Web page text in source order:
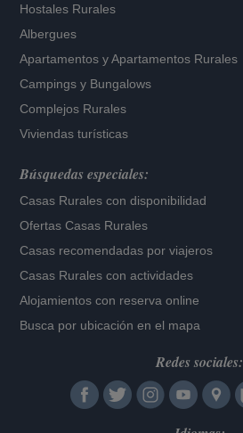
Hostales Rurales
Albergues
Apartamentos yApartamentos Rurales
Campings y Bungalows
Complejos Rurales
Viviendas turísticas
Búsquedas especiales:
Casas Rurales con disponibilidad
Ofertas Casas Rurales
Casas recomendadas por viajeros
Casas Rurales con actividades
Alojamientos con reserva online
Busca por ubicación en el mapa
Redes sociales: